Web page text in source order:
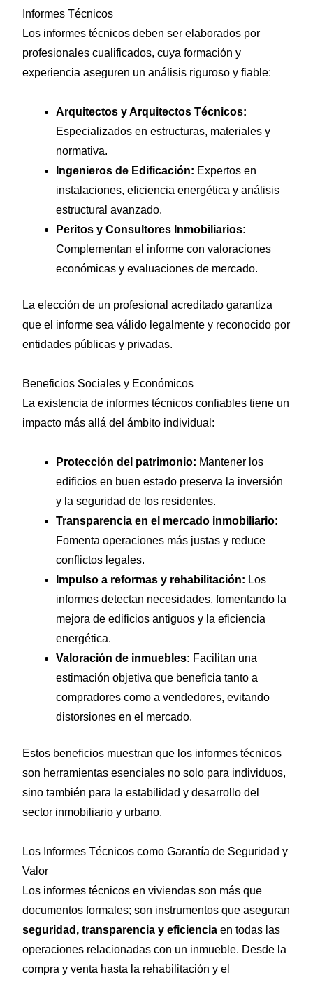
Informes Técnicos
Los informes técnicos deben ser elaborados por
profesionales cualificados, cuya formación y
experiencia aseguren un análisis riguroso y fiable:
Arquitectos y Arquitectos Técnicos:
Especializados en estructuras, materiales y
normativa.
Ingenieros de Edificación: Expertos en
instalaciones, eficiencia energética y análisis
estructural avanzado.
Peritos y Consultores Inmobiliarios:
Complementan el informe con valoraciones
económicas y evaluaciones de mercado.
La elección de un profesional acreditado garantiza
que el informe sea válido legalmente y reconocido por
entidades públicas y privadas.
Beneficios Sociales y Económicos
La existencia de informes técnicos confiables tiene un
impacto más allá del ámbito individual:
Protección del patrimonio: Mantener los
edificios en buen estado preserva la inversión
y la seguridad de los residentes.
Transparencia en el mercado inmobiliario:
Fomenta operaciones más justas y reduce
conflictos legales.
Impulso a reformas y rehabilitación: Los
informes detectan necesidades, fomentando la
mejora de edificios antiguos y la eficiencia
energética.
Valoración de inmuebles: Facilitan una
estimación objetiva que beneficia tanto a
compradores como a vendedores, evitando
distorsiones en el mercado.
Estos beneficios muestran que los informes técnicos
son herramientas esenciales no solo para individuos,
sino también para la estabilidad y desarrollo del
sector inmobiliario y urbano.
Los Informes Técnicos como Garantía de Seguridad y
Valor
Los informes técnicos en viviendas son más que
documentos formales; son instrumentos que aseguran
seguridad, transparencia y eficiencia en todas las
operaciones relacionadas con un inmueble. Desde la
compra y venta hasta la rehabilitación y el